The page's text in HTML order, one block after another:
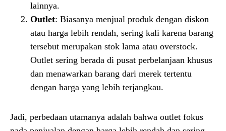
lainnya.
Outlet: Biasanya menjual produk dengan diskon
atau harga lebih rendah, sering kali karena barang
tersebut merupakan stok lama atau overstock.
Outlet sering berada di pusat perbelanjaan khusus
dan menawarkan barang dari merek tertentu
dengan harga yang lebih terjangkau.
Jadi, perbedaan utamanya adalah bahwa outlet fokus